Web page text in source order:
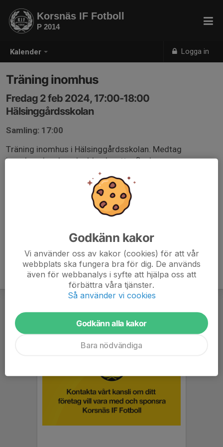
Kalender Logga in
Korsnäs IF Fotboll
P 2014
Träning inomhus
Fredag 2 feb 2024, 17:00-18:00
Hälsinggårdsskolan
Samling: 17:00
Träning inomhus i Hälsinggårdsskolan. Medtag
inomhusskor, benskydd och vattenflaska.
Godkänn kakor
Vi använder oss av kakor (cookies) för att vår
webbplats ska fungera bra för dig. De används
även för webbanalys i syfte att hjälpa oss att
förbättra våra tjänster.
Så använder vi cookies
Godkänn alla kakor
Bara nödvändiga